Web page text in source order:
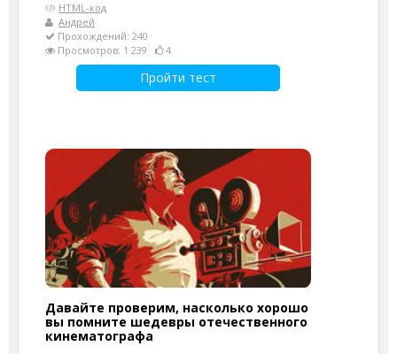
HTML-код
Андрей
Прохождений: 240
Просмотров: 1 239
4
Пройти тест
Давайте проверим, насколько хорошо
вы помните шедевры отечественного
кинематографа